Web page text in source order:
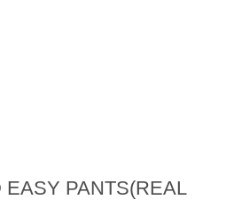
PANTS(REAL